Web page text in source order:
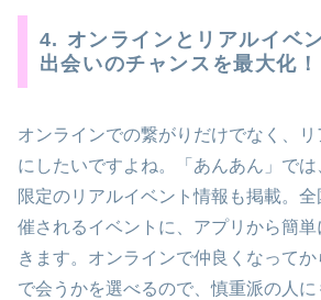
4. オンラインとリアルイベ
出会いのチャンスを最大化！
オンラインでの繋がりだけでなく、
にしたいですよね。「あんあん」で
限定のリアルイベント情報も掲載。
催されるイベントに、アプリから簡
きます。オンラインで仲良くなって
で会うかを選べるので、慎重派の人